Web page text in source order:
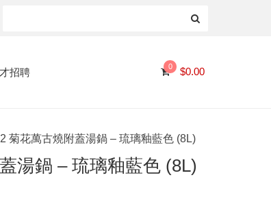
招聘 0 $0.00
菊花萬古燒附蓋湯鍋 – 琉璃釉藍色 (8L)
湯鍋 – 琉璃釉藍色 (8L)